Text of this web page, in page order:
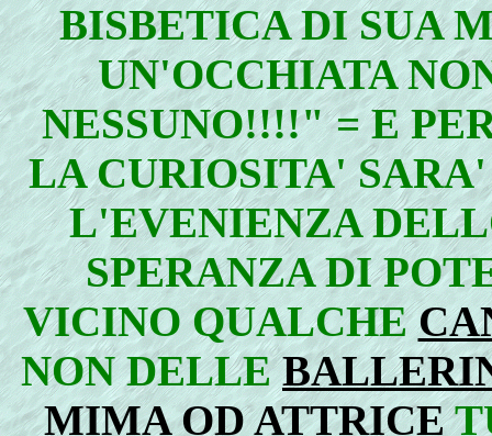
BISBETICA DI SUA
UN'OCCHIATA
NESSUNO!!!!" = E
LA CURIOSITA'
L'EVENIENZA
SPERANZA DI
VICINO QUALCHE
NON DELLE
MIMA OD ATTRICE